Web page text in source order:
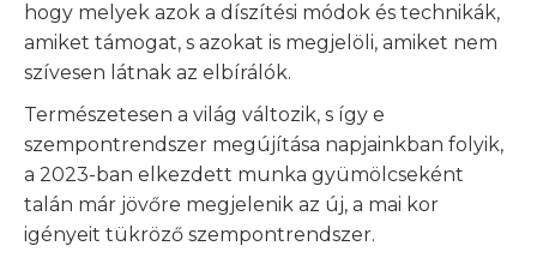
hogy melyek azok a díszítési módok és technikák,
amiket támogat, s azokat is megjelöli, amiket nem
szívesen látnak az elbírálók.
Természetesen a világ változik, s így e
szempontrendszer megújítása napjainkban folyik,
a 2023-ban elkezdett munka gyümölcseként
talán már jövőre megjelenik az új, a mai kor
igényeit tükröző szempontrendszer.